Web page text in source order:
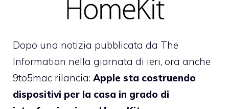
Dopo una notizia pubblicata da The
Information nella giornata di ieri, ora anche
9to5mac rilancia: Apple sta costruendo
dispositivi per la casa in grado di